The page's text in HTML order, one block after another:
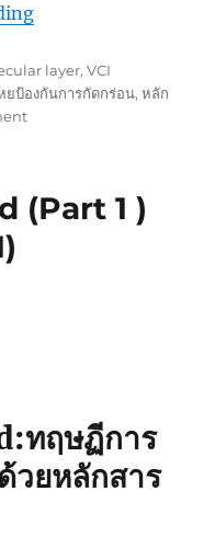
“The VCI method
layer,VCI
ยป้องกันการกัดกร่อน,หลัก
on
(Part
2)
(Part 1 )
ทฤษฏีการ
วยหลักสาร